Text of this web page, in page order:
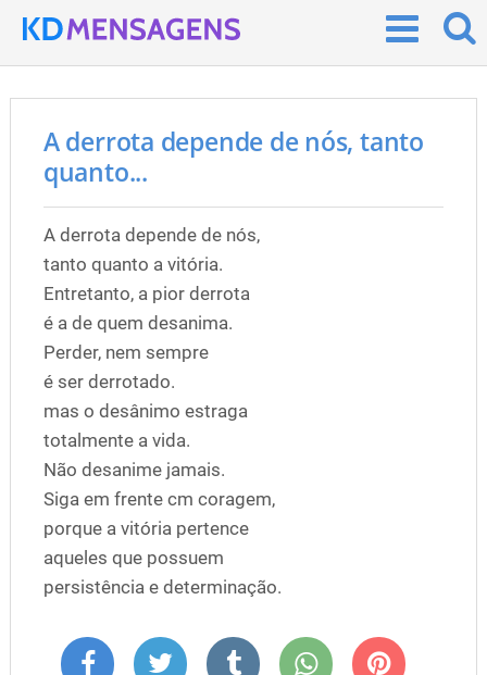
A derrota depende de nós, tanto
quanto...
A derrota depende de nós,
tanto quanto a vitória.
Entretanto, a pior derrota
é a de quem desanima.
Perder, nem sempre
é ser derrotado.
mas o desânimo estraga
totalmente a vida.
Não desanime jamais.
Siga em frente cm coragem,
porque a vitória pertence
aqueles que possuem
persistência e determinação.